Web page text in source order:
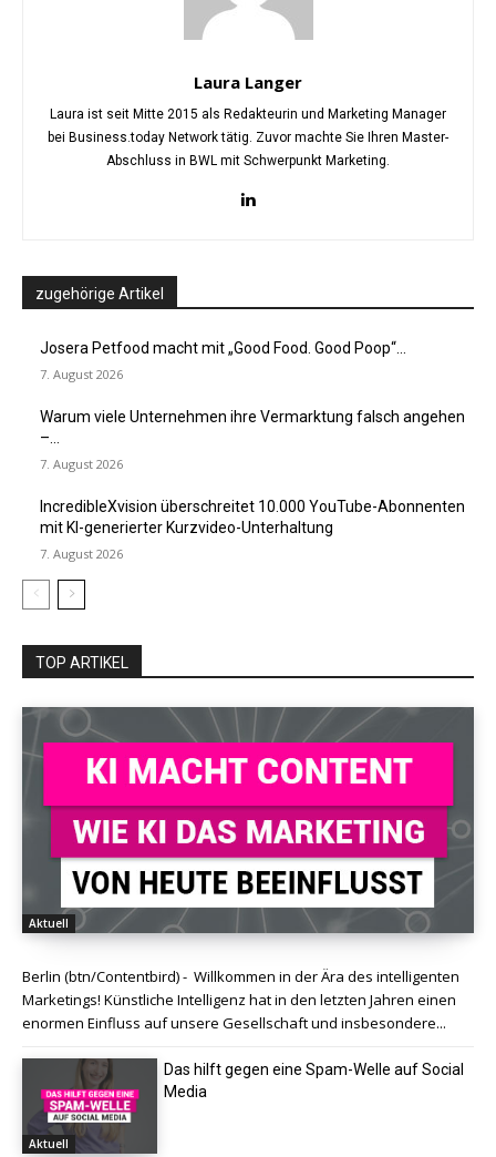
Laura Langer
Laura ist seit Mitte 2015 als Redakteurin und Marketing Manager
bei Business.today Network tätig. Zuvor machte Sie Ihren Master-
Abschluss in BWL mit Schwerpunkt Marketing.
zugehörige Artikel
Josera Petfood macht mit „Good Food. Good Poop“...
7. August 2026
Warum viele Unternehmen ihre Vermarktung falsch angehen
–...
7. August 2026
IncredibleXvision überschreitet 10.000 YouTube-Abonnenten
mit KI-generierter Kurzvideo-Unterhaltung
7. August 2026
TOP ARTIKEL
Aktuell
Berlin (btn/Contentbird) - Willkommen in der Ära des intelligenten
Marketings! Künstliche Intelligenz hat in den letzten Jahren einen
enormen Einfluss auf unsere Gesellschaft und insbesondere...
Aktuell
Das hilft gegen eine Spam-Welle auf Social
Media